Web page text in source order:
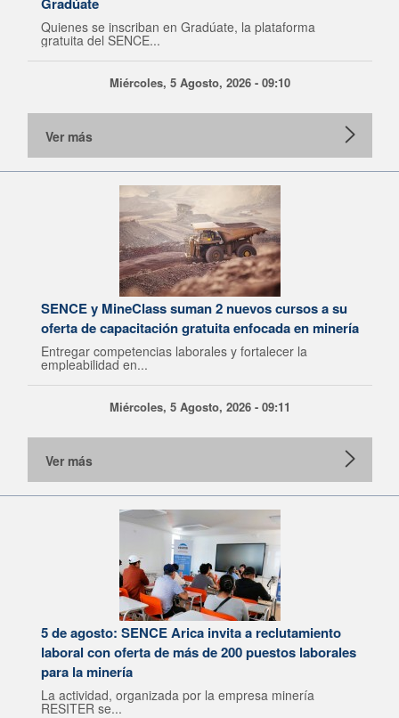
Quienes se inscriban en Gradúate, la plataforma
gratuita del SENCE...
Miércoles, 5 Agosto, 2026 - 09:10
Ver más
SENCE y MineClass suman 2 nuevos cursos a su
oferta de capacitación gratuita enfocada en minería
Entregar competencias laborales y fortalecer la
empleabilidad en...
Miércoles, 5 Agosto, 2026 - 09:11
Ver más
5 de agosto: SENCE Arica invita a reclutamiento
laboral con oferta de más de 200 puestos laborales
para la minería
La actividad, organizada por la empresa minería
RESITER se...